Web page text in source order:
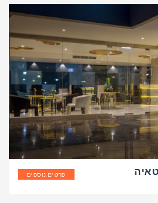
פרטים נוספים